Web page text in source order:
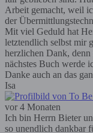
Arbeit gemacht, weil
der
Mit viel Geduld hat
letztendlich selbst mir
herzlichen Dank,
nächstes Buch werde
Danke auch an das
Isa
vor 4 Monaten
Ich bin Herrn Bieter
so unendlich dankbar